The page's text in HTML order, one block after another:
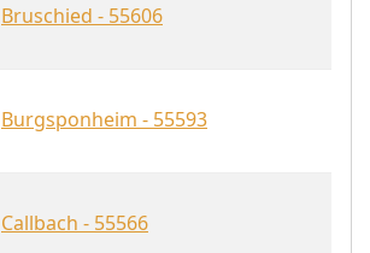
Bruschied - 55606
Burgsponheim - 55593
Callbach - 55566